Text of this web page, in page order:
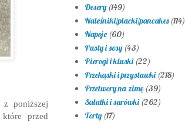
poniższej
przed
Desery (149)
Naleśniki/placki/pancakes (114)
Napoje (60)
Pasty i sosy (43)
Pierogi i kluski (22)
Przekąski i przystawki (218)
Przetwory na zimę (39)
Sałatki i surówki (262)
Torty (17)